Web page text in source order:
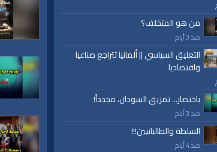
Other
Other
»
#video
|
#subscribe
|
#youtube
من هو المتخلف؟
منذ 3 أيام
التعليق السياسي || ألمانيا تتراجع صناعيا
واقتصاديا
باختصار... تمزيق السودان، مجدداً!
منذ 3 أيام
السلطة والطالبانيين!!!
منذ 4 أيام